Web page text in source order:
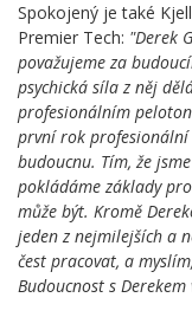
Spokojený je také
Premier Tech: "Derek
považujeme za
psychická síla z něj
profesionálním
první rok profesionální
budoucnu. Tím, že
pokládáme základy
může být. Kromě
jeden z nejmilejších a
čest pracovat, a
Budoucnost s